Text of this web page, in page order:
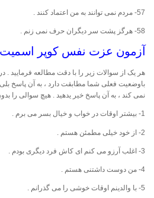
57- مردم نمی توانند به من اعتماد کنند .
58- هرگز پشت سر دیگران حرف نمی زنم .
آزمون عزت نفس کوپر
هر یک از سوالات زیر را با دقت مطالعه فرمایید .
باوضعیت فعلی شما مطابقت دارد ، به آن پاسخ
نمی کند ، به آن پاسخ خیر یدهید . هیچ سوالی را
1- بیشتر اوقات در خواب و خیال بسر می برم .
2- از خود خیلی مطمئن هستم .
3- اغلب آرزو می کنم ای کاش فرد دیگری بودم .
4- من دوست داشتنی هستم .
5- با والدینم اوقات خوشی را می گذرانم .